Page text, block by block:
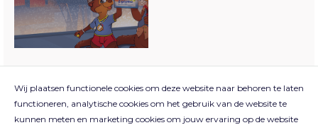
Wij plaatsen functionele cookies om deze website naar behoren te laten
functioneren, analytische cookies om het gebruik van de website te
kunnen meten en marketing cookies om jouw ervaring op de website